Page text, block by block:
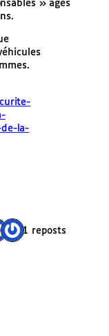
» âgés
la-
11 reposts